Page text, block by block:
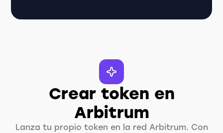
Crear token en
Arbitrum
Lanza tu propio token en la red Arbitrum. Con